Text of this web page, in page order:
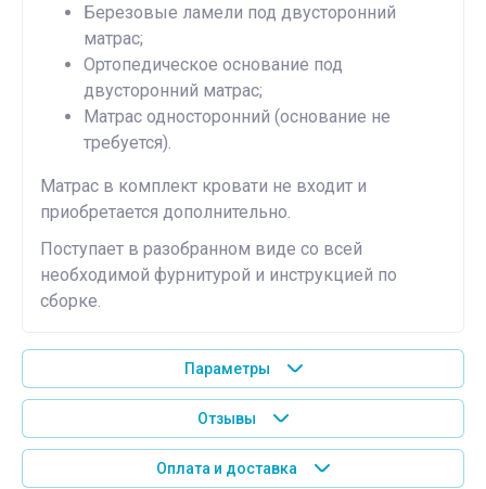
Березовые ламели под двусторонний
матрас;
Ортопедическое основание под
двусторонний матрас;
Матрас односторонний (основание не
требуется).
Матрас в комплект кровати не входит и
приобретается дополнительно.
Поступает в разобранном виде со всей
необходимой фурнитурой и инструкцией по
сборке.
Параметры
Отзывы
Оплата и доставка